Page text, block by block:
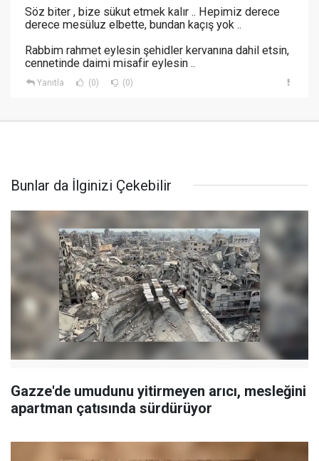
Söz biter , bize sükut etmek kalır .. Hepimiz derece
derece mesüluz elbette, bundan kaçış yok ..
Rabbim rahmet eylesin şehidler kervanına dahil etsin,
cennetinde daimi misafir eylesin ..
Yanıtla (0) (0)
Bunlar da İlginizi Çekebilir
Gazze'de umudunu yitirmeyen arıcı, mesleğini
apartman çatısında sürdürüyor